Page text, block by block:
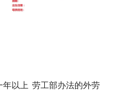
年以上 劳工部办法的外劳